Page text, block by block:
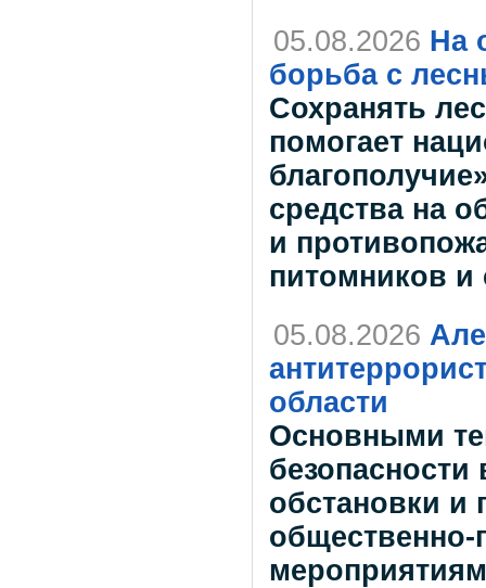
05.08.2026 На
борьба с
Сохранять
помогает
средства на
и
питомников и
05.08.2026
области
Основными
обстановки и